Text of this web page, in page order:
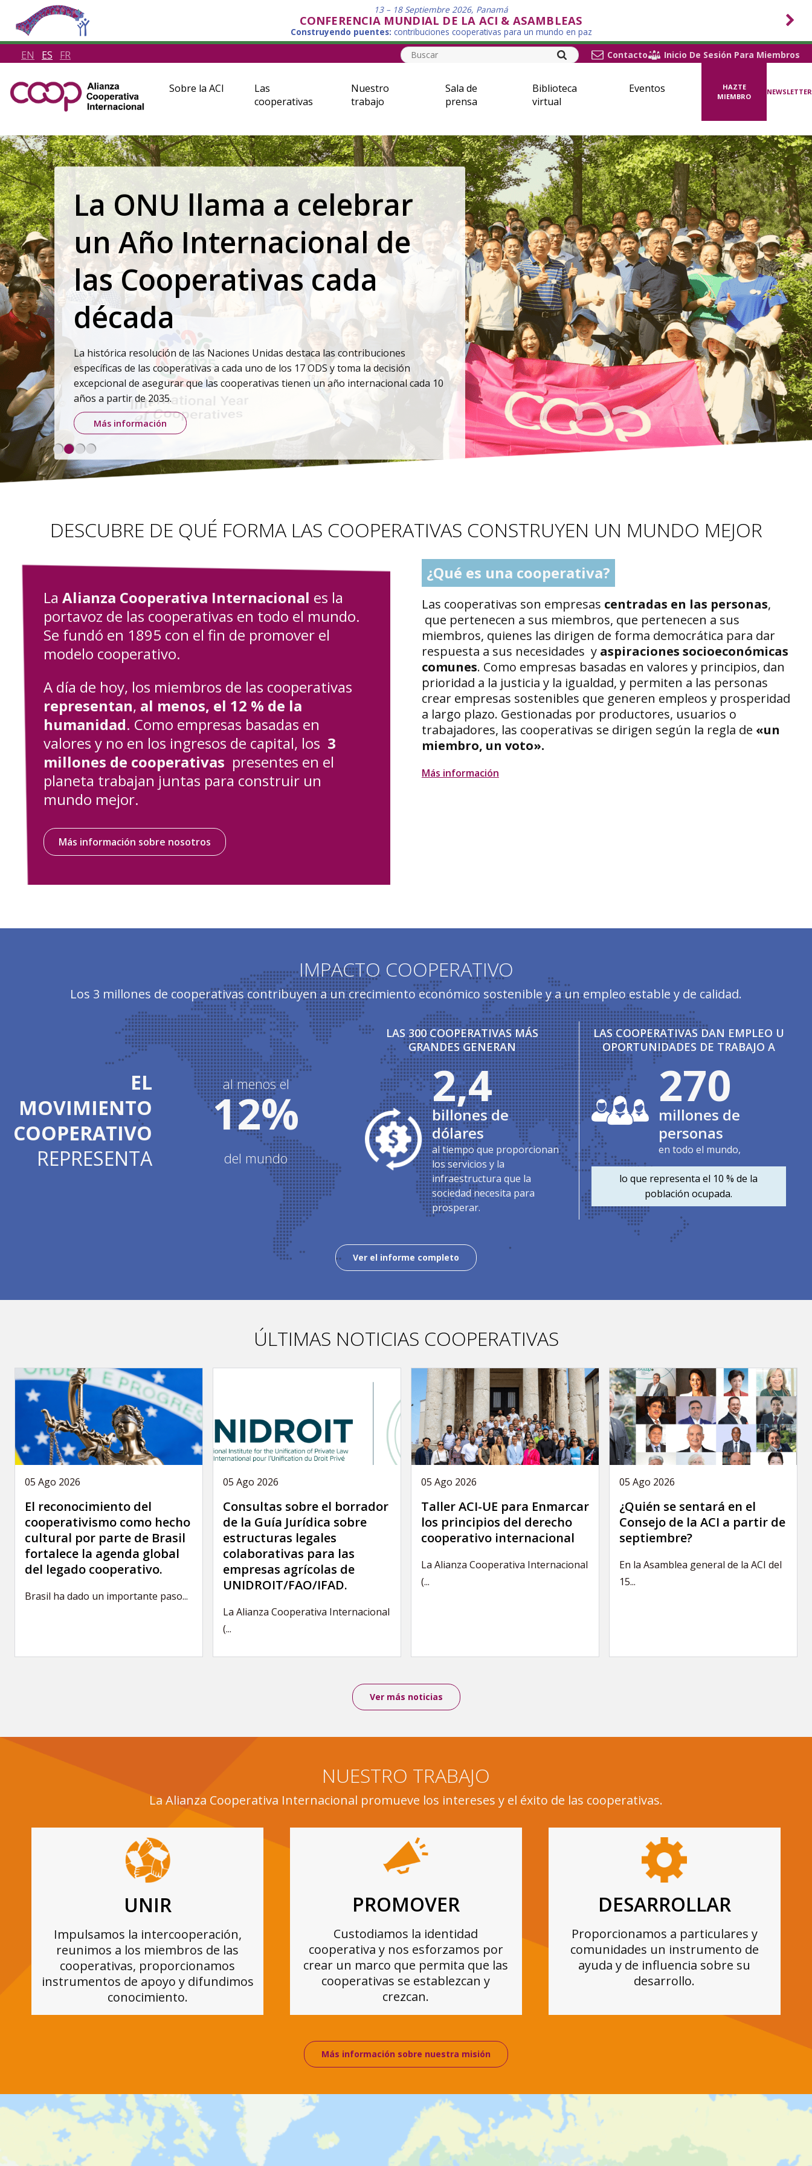
13 – 18 Septiembre 2026, Panamá
CONFERENCIA MUNDIAL DE LA ACI & ASAMBLEAS
Construyendo puentes: contribuciones cooperativas para un mundo en paz
EN ES FR Contacto Inicio De Sesión Para Miembros
Sobre la ACI
Las
cooperativas
Nuestro
trabajo
Sala de
prensa
Biblioteca
virtual
Eventos
HAZTE
MIEMBRO
NEWSLETTER
Estrategia de la ACI 2026–
2030: Practicar, Promover
y Proteger
Basada en la Identidad Cooperativa y elaborada a través de un proceso
participativo global, la estrategia describe cómo el movimiento cooperativo
responderá a los desafíos más urgentes de la actualidad - económicos, sociales,
ambientales y democráticos.
Leer más
DESCUBRE DE QUÉ FORMA LAS COOPERATIVAS CONSTRUYEN UN MUNDO MEJOR
La Alianza Cooperativa Internacional es la
portavoz de las cooperativas en todo el mundo.
Se fundó en 1895 con el fin de promover el
modelo cooperativo.
A día de hoy, los miembros de las cooperativas
representan, al menos, el 12 % de la
humanidad. Como empresas basadas en
valores y no en los ingresos de capital, los 3
millones de cooperativas presentes en el
planeta trabajan juntas para construir un
mundo mejor.
Más información sobre nosotros
¿Qué es una cooperativa?
Las cooperativas son empresas centradas en las personas,
que pertenecen a sus miembros, que pertenecen a sus
miembros, quienes las dirigen de forma democrática para dar
respuesta a sus necesidades y aspiraciones socioeconómicas
comunes. Como empresas basadas en valores y principios, dan
prioridad a la justicia y la igualdad, y permiten a las personas
crear empresas sostenibles que generen empleos y prosperidad
a largo plazo. Gestionadas por productores, usuarios o
trabajadores, las cooperativas se dirigen según la regla de «un
miembro, un voto».
Más información
IMPACTO COOPERATIVO
Los 3 millones de cooperativas contribuyen a un crecimiento económico sostenible y a un empleo estable y de calidad.
EL
MOVIMIENTO
COOPERATIVO
REPRESENTA
al menos el
12%
del mundo
LAS 300 COOPERATIVAS MÁS
GRANDES GENERAN
2,4
billones de
dólares
al tiempo que proporcionan
los servicios y la
infraestructura que la
sociedad necesita para
prosperar.
LAS COOPERATIVAS DAN EMPLEO U
OPORTUNIDADES DE TRABAJO A
278
millones de
personas
en todo el mundo,
lo que representa el 10 % de la
población ocupada.
Ver el informe completo
ÚLTIMAS NOTICIAS COOPERATIVAS
05 Ago 2026
El reconocimiento del
cooperativismo como hecho
cultural por parte de Brasil
fortalece la agenda global
del legado cooperativo.
Brasil ha dado un importante paso...
05 Ago 2026
Consultas sobre el borrador
de la Guía Jurídica sobre
estructuras legales
colaborativas para las
empresas agrícolas de
UNIDROIT/FAO/IFAD.
La Alianza Cooperativa Internacional
(...
05 Ago 2026
Taller ACI-UE para Enmarcar
los principios del derecho
cooperativo internacional
La Alianza Cooperativa Internacional
(...
05 Ago 2026
¿Quién se sentará en el
Consejo de la ACI a partir de
septiembre?
En la Asamblea general de la ACI del
15...
Ver más noticias
NUESTRO TRABAJO
La Alianza Cooperativa Internacional promueve los intereses y el éxito de las cooperativas.
UNIR
Impulsamos la intercooperación,
reunimos a los miembros de las
cooperativas, proporcionamos
instrumentos de apoyo y difundimos
conocimiento.
PROMOVER
Custodiamos la identidad
cooperativa y nos esforzamos por
crear un marco que permita que las
cooperativas se establezcan y
crezcan.
DESARROLLAR
Proporcionamos a particulares y
comunidades un instrumento de
ayuda y de influencia sobre su
desarrollo.
Más información sobre nuestra misión